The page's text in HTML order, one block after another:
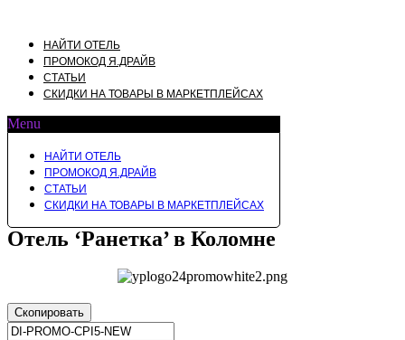
НАЙТИ ОТЕЛЬ
ПРОМОКОД Я.ДРАЙВ
СТАТЬИ
СКИДКИ НА ТОВАРЫ В МАРКЕТПЛЕЙСАХ
Menu
НАЙТИ ОТЕЛЬ
ПРОМОКОД Я.ДРАЙВ
СТАТЬИ
СКИДКИ НА ТОВАРЫ В МАРКЕТПЛЕЙСАХ
Отель ‘Ранетка’ в Коломне
Скопировать